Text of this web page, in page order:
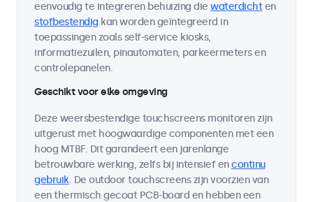
eenvoudig te integreren behuizing die waterdichten
stofbestendig kan worden geïntegreerd in
toepassingen zoals self-service kiosks,
informatiezuilen, pinautomaten, parkeermeters en
controlepanelen.
Geschikt voor elke omgeving
Deze weersbestendige touchscreens monitoren zijn
uitgerust met hoogwaardige componenten met een
hoog MTBF. Dit garandeert een jarenlange
betrouwbare werking, zelfs bij intensief encontinu
gebruik. De outdoor touchscreens zijn voorzien van
een thermisch gecoat PCB-board en hebben een